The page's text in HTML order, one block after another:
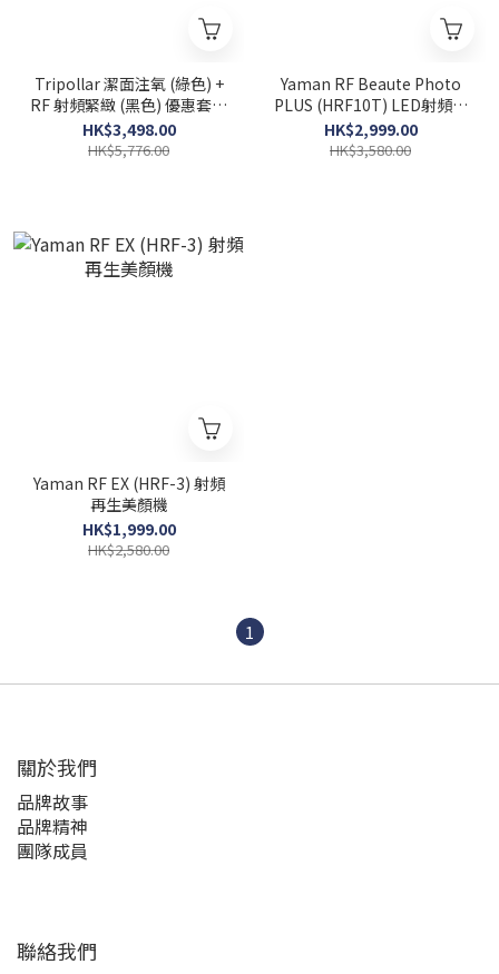
Tripollar 潔面注氧 (綠色) +
RF 射頻緊緻 (黑色) 優惠套裝
超值61折入手
HK$3,498.00
HK$5,776.00
Yaman RF Beaute Photo
PLUS (HRF10T) LED射頻再
生美顏機 粉色
HK$2,999.00
HK$3,580.00
Yaman RF EX (HRF-3) 射頻
再生美顏機
HK$1,999.00
HK$2,580.00
1
關於我們
品牌故事
品牌精神
團隊成員
聯絡我們